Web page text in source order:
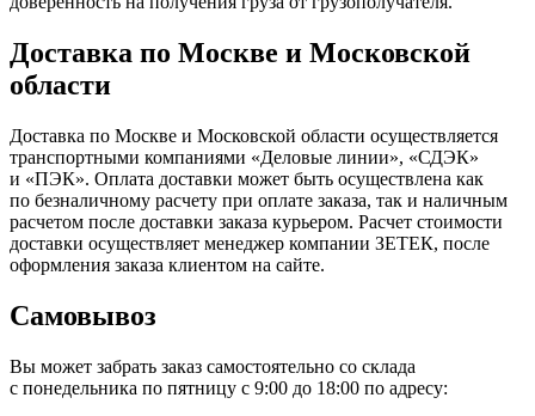
Доставка по Москве и Московской
области
Доставка по Москве и Московской области осуществляется
транспортными компаниями «Деловые линии», «СДЭК»
и «ПЭК». Оплата доставки может быть осуществлена как
по безналичному расчету при оплате заказа, так и наличным
расчетом после доставки заказа курьером. Расчет стоимости
доставки осуществляет менеджер компании ЗЕТЕК, после
оформления заказа клиентом на сайте.
Самовывоз
Вы может забрать заказ самостоятельно со склада
с понедельника по пятницу с 9:00 до 18:00 по адресу: